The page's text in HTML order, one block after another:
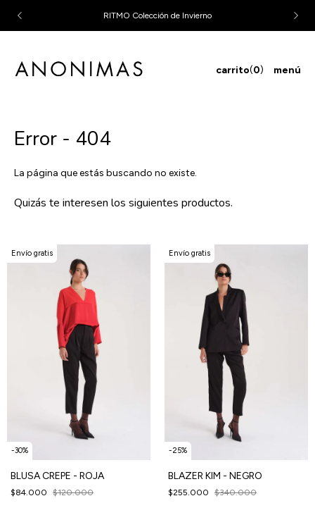
RITMO Colección de Invierno
menú
carrito(0)
Error - 404
La página que estás buscando no existe.
Quizás te interesen los siguientes productos.
-30%
Envío gratis
BLUSA CREPE - ROJA
$84.000 $120.000
-25%
Envío gratis
BLAZER KIM - NEGRO
$255.000 $340.000